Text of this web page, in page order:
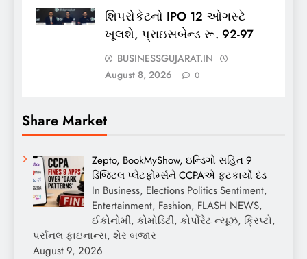
શિપરોકેટનો IPO 12 ઓગસ્ટે
ખૂલશે, પ્રાઇસબેન્ડ રૂ. 92-97
BUSINESSGUJARAT.IN
August 8, 2026
0
Share Market
Zepto, BookMyShow, ઇન્ડિગો સહિત 9
ડિજિટલ પ્લેટફોર્મ્સને CCPAએ ફટકાર્યો દંડ
In Business, Elections Politics Sentiment,
Entertainment, Fashion, FLASH NEWS,
ઈકોનોમી, કોમોડિટી, કોર્પોરેટ ન્યૂઝ, ક્રિપ્ટો,
પર્સનલ ફાઇનાન્સ, શેર બજાર
August 9, 2026